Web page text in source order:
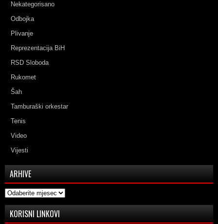
Nekategorisano
Odbojka
Plivanje
Reprezentacija BiH
RSD Sloboda
Rukomet
Šah
Tamburaški orkestar
Tenis
Video
Vijesti
ARHIVE
Arhive
KORISNI LINKOVI